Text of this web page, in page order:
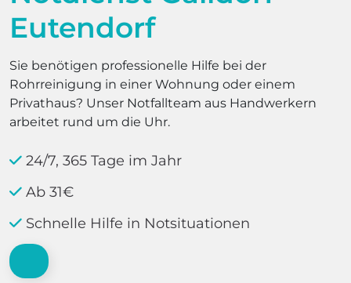
Eutendorf
Sie benötigen professionelle Hilfe bei der
Rohrreinigung in einer Wohnung oder einem
Privathaus? Unser Notfallteam aus Handwerkern
arbeitet rund um die Uhr.
24/7, 365 Tage im Jahr
Ab 31€
Schnelle Hilfe in Notsituationen